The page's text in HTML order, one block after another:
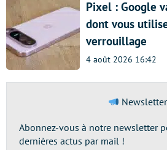
Pixel : Google
dont vous
verrouillage
4 août 2026 16:42
Newsletter
Abonnez-vous à notre newsletter
dernières actus par mail !